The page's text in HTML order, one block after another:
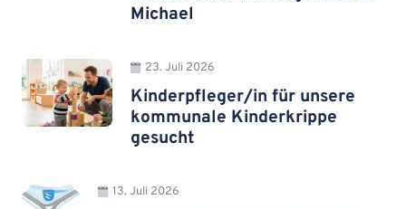
Michael
23. Juli 2026
Kinderpfleger/in für unsere
kommunale Kinderkrippe
gesucht
13. Juli 2026